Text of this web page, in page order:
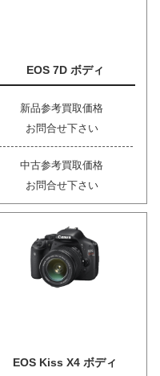
EOS 7D ボディ
新品参考買取価格
お問合せ下さい
中古参考買取価格
お問合せ下さい
EOS Kiss X4 ボディ